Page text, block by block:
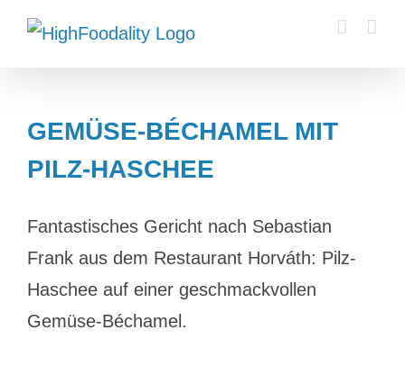
Zum
Inhalt
GEMÜSE-BÉCHAMEL MIT
PILZ-HASCHEE
Fantastisches Gericht nach Sebastian
Frank aus dem Restaurant Horváth: Pilz-
Haschee auf einer geschmackvollen
Gemüse-Béchamel.